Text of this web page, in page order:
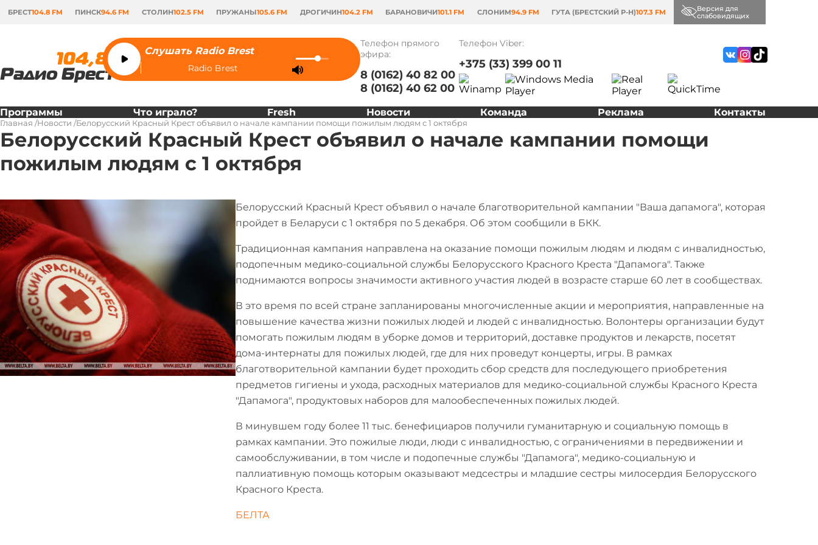
БРЕСТ104.8 FM ПИНСК94.6 FM СТОЛИН102.5 FM ПРУЖАНЫ105.6 FM ДРОГИЧИН104.2 FM БАРАНОВИЧИ101.1 FM СЛОНИМ94.9 FM ГУТА (БРЕСТСКИЙ Р-Н)107.3 FM
Версия для
слабовидящих
Слушать Radio Brest
Radio Brest
Телефон прямого
эфира:
8 (0162) 40 82 00
8 (0162) 40 62 00
Телефон Viber:
+375 (33) 399 00 11
Программы Что играло? Fresh Новости Команда Реклама Контакты
Главная Новости Белорусский Красный Крест объявил о начале кампании помощи пожилым людям с 1 октября
Белорусский Красный Крест объявил о начале кампании помощи
пожилым людям с 1 октября
Белорусский Красный Крест объявил о начале благотворительной кампании "Ваша дапамога", которая
пройдет в Беларуси с 1 октября по 5 декабря. Об этом сообщили в БКК.
Традиционная кампания направлена на оказание помощи пожилым людям и людям с инвалидностью,
подопечным медико-социальной службы Белорусского Красного Креста "Дапамога". Также
поднимаются вопросы значимости активного участия людей в возрасте старше 60 лет в сообществах.
В это время по всей стране запланированы многочисленные акции и мероприятия, направленные на
повышение качества жизни пожилых людей и людей с инвалидностью. Волонтеры организации будут
помогать пожилым людям в уборке домов и территорий, доставке продуктов и лекарств, посетят
дома-интернаты для пожилых людей, где для них проведут концерты, игры. В рамках
благотворительной кампании будет проходить сбор средств для последующего приобретения
предметов гигиены и ухода, расходных материалов для медико-социальной службы Красного Креста
"Дапамога", продуктовых наборов для малообеспеченных пожилых людей.
В минувшем году более 11 тыс. бенефициаров получили гуманитарную и социальную помощь в
рамках кампании. Это пожилые люди, люди с инвалидностью, с ограничениями в передвижении и
самообслуживании, в том числе и подопечные службы "Дапамога", медико-социальную и
паллиативную помощь которым оказывают медсестры и младшие сестры милосердия Белорусского
Красного Креста.
БЕЛТА